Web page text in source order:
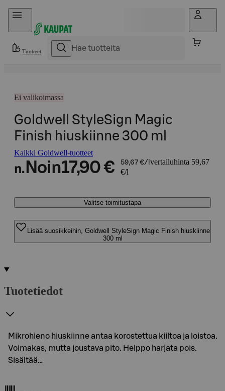
Hyppää sisältöön
Tuotteet
Ei valikoimassa
Goldwell StyleSign Magic
Finish hiuskiinne 300 ml
Kaikki Goldwell-tuotteet
n. Noin17,90 € 59,67 €/l vertailuhinta 59,67
€/l
Valitse toimitustapa
Lisää suosikkeihin, Goldwell StyleSign Magic Finish hiuskiinne
300 ml
Tuotetiedot
Mikrohieno hiuskiinne antaa korostettua kiiltoa ja loistoa.
Voimakas, mutta joustava pito. Helppo harjata pois.
Sisältää…